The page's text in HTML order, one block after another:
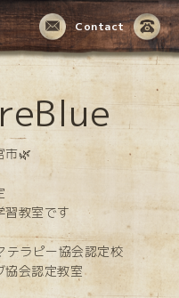
Contact
市🌿
習教室です
テラピー協会認定校
協会認定教室